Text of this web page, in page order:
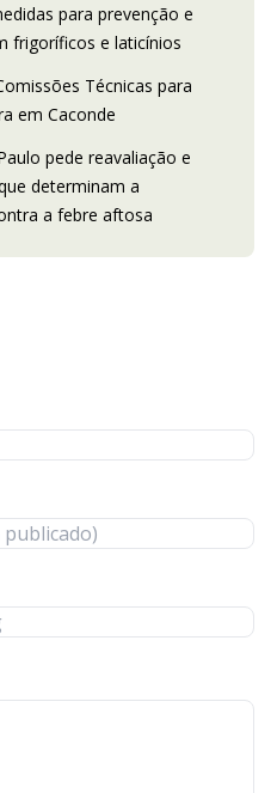
para prevenção e
frigoríficos e laticínios
Técnicas para
em Caconde
pede reavaliação e
determinam a
a febre aftosa